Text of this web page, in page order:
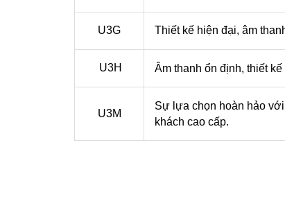
U3G Thiết kế hiện đại, âm
U3H Âm thanh ổn định, thiết
U3M
Sự lựa chọn hoàn hảo
khách cao cấp.